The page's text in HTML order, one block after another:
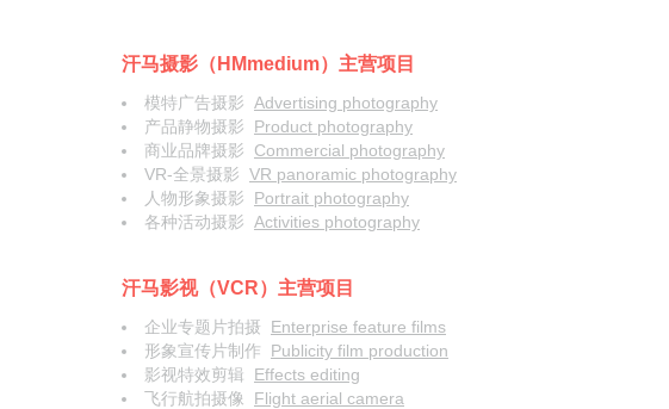
汗马摄影（HMmedium）主营项目
模特广告摄影 Advertising photography
产品静物摄影 Product photography
商业品牌摄影 Commercial photography
VR-全景摄影 VR panoramic photography
人物形象摄影 Portrait photography
各种活动摄影 Activities photography
汗马影视（VCR）主营项目
企业专题片拍摄 Enterprise feature films
形象宣传片制作 Publicity film production
影视特效剪辑 Effects editing
飞行航拍摄像 Flight aerial camera